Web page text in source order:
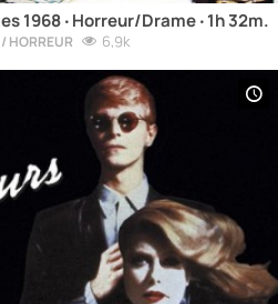
Dracula et les Femmes 1968 ‧ Horreur/Drame ‧ 1h 32m.
HORREUR 6,9k